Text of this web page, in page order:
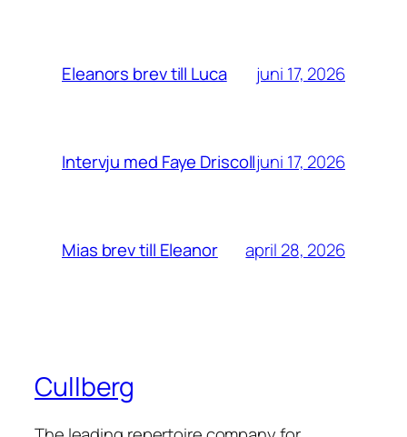
Eleanors brev till Luca juni 17, 2026
Intervju med Faye Driscolljuni 17, 2026
Mias brev till Eleanor april 28, 2026
Cullberg